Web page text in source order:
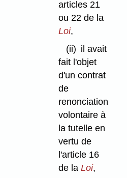
articles 21
ou 22 de la
Loi,
(ii) il avait
fait l'objet
d'un contrat
de
renonciation
volontaire à
la tutelle en
vertu de
l'article 16
de la Loi,